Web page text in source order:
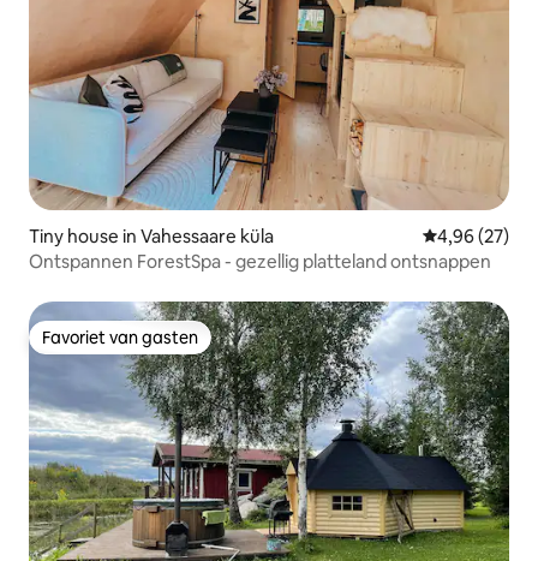
Tiny house in Vahessaare küla Gemiddelde
4,96 (27)
Ontspannen ForestSpa - gezellig platteland ontsnappen
Favoriet van gasten
Favoriet van gasten